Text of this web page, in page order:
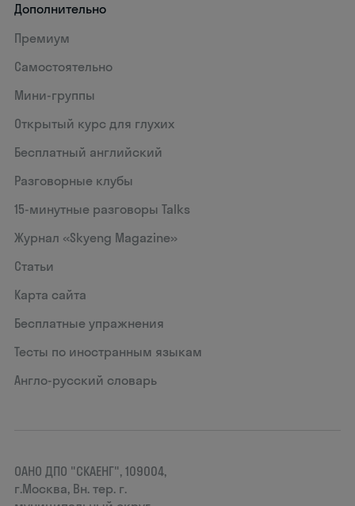
Дополнительно
Премиум
Самостоятельно
Мини-группы
Открытый курс для глухих
Бесплатный английский
Разговорные клубы
15‑минутные разговоры Talks
Журнал «Skyeng Magazine»
Статьи
Карта сайта
Бесплатные упражнения
Тесты по иностранным языкам
Англо-русский словарь
ОАНО ДПО "СКАЕНГ", 109004,
г.Москва, Вн. тер. г.